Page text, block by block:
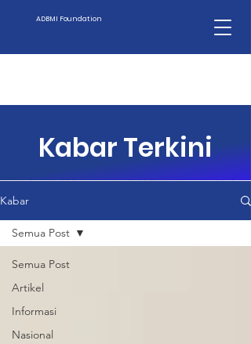
ADBMI Foundation
Kabar Terkini
Kabar
Semua Post
Artikel
Informasi
Nasional
Semua Post